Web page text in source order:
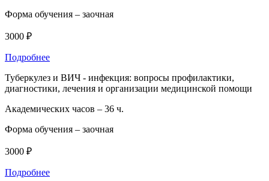
Форма обучения – заочная
3000 ₽
Подробнее
Туберкулез и ВИЧ - инфекция: вопросы профилактики,
диагностики, лечения и организации медицинской помощи
Академических часов – 36 ч.
Форма обучения – заочная
3000 ₽
Подробнее